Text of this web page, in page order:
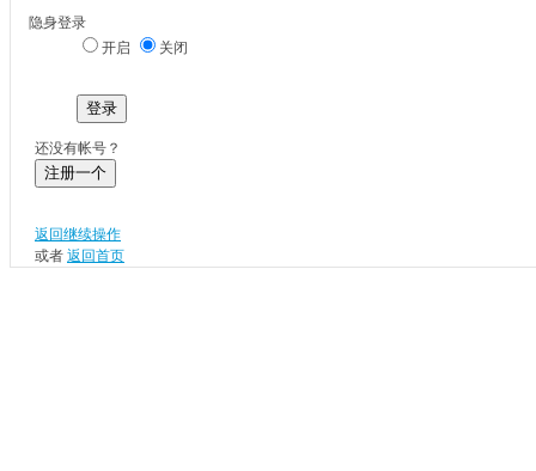
隐身登录
开启
关闭
登录
还没有帐号？
注册一个
返回继续操作
或者 返回首页